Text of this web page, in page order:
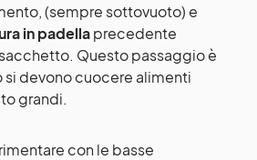
(sempre sottovuoto) e
in padellaprecedente
Questo passaggio è
si devono cuocere alimenti
grandi.
con le basse